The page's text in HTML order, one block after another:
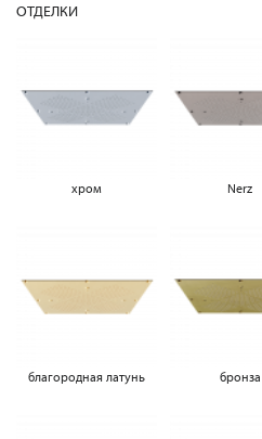
ОТДЕЛКИ
хром Nerz
благородная латунь бронза